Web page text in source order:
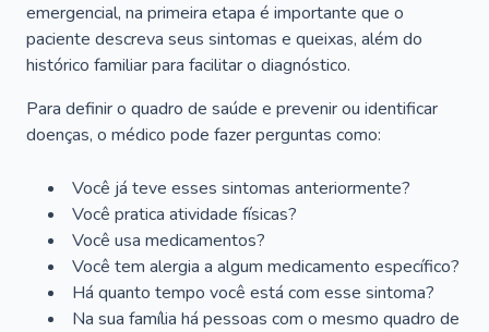
emergencial, na primeira etapa é importante que o
paciente descreva seus sintomas e queixas, além do
histórico familiar para facilitar o diagnóstico.
Para definir o quadro de saúde e prevenir ou identificar
doenças, o médico pode fazer perguntas como:
Você já teve esses sintomas anteriormente?
Você pratica atividade físicas?
Você usa medicamentos?
Você tem alergia a algum medicamento específico?
Há quanto tempo você está com esse sintoma?
Na sua família há pessoas com o mesmo quadro de